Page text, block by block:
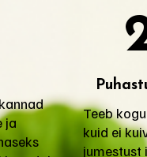
ja
Teeb
kuid ei
jumestust